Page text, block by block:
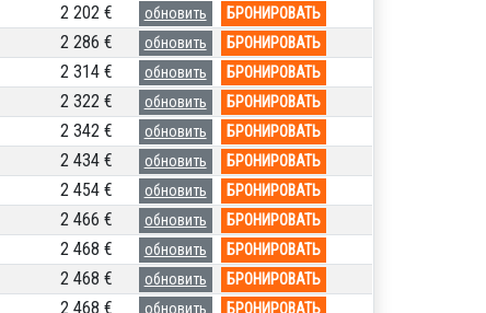
2 202 € обновить БРОНИРОВАТЬ
2 286 € обновить БРОНИРОВАТЬ
2 314 € обновить БРОНИРОВАТЬ
2 322 € обновить БРОНИРОВАТЬ
2 342 € обновить БРОНИРОВАТЬ
2 434 € обновить БРОНИРОВАТЬ
2 454 € обновить БРОНИРОВАТЬ
2 466 € обновить БРОНИРОВАТЬ
2 468 € обновить БРОНИРОВАТЬ
2 468 € обновить БРОНИРОВАТЬ
2 468 € обновить БРОНИРОВАТЬ